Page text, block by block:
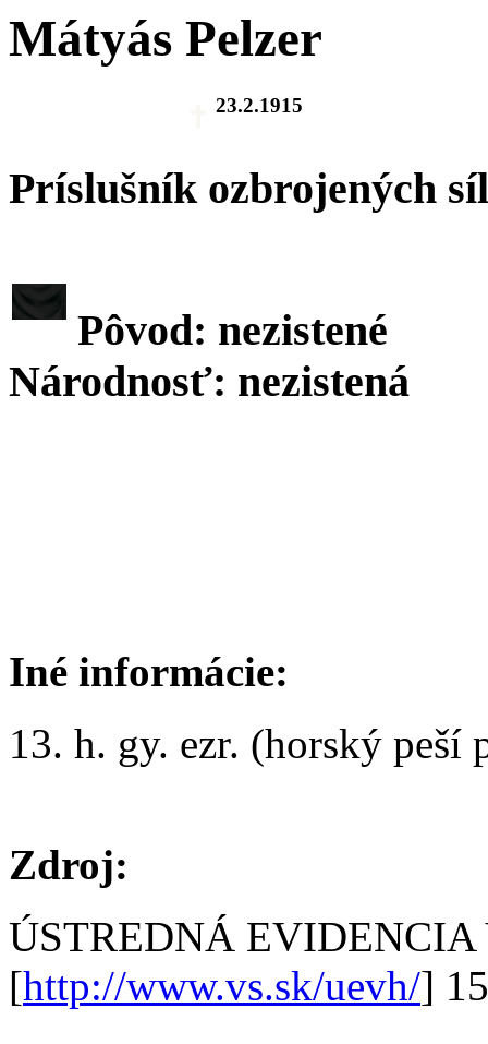
Mátyás Pelzer
23.2.1915
Príslušník ozbrojených síl
Pôvod: nezistené
Národnosť: nezistená
Iné informácie:
13. h. gy. ezr. (horský peší
Zdroj:
ÚSTREDNÁ
[http://www.vs.sk/uevh/]